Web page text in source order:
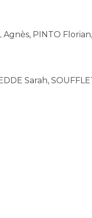
Agnès, PINTO Florian,
Sarah,